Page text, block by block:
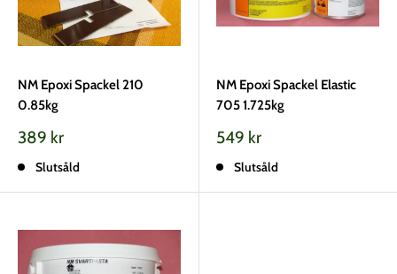
NM Epoxi Spackel 210
0.85kg
Vårt
389 kr
Slutsåld
NM Epoxi Spackel Elastic
705 1.725kg
Vårt
549 kr
Slutsåld